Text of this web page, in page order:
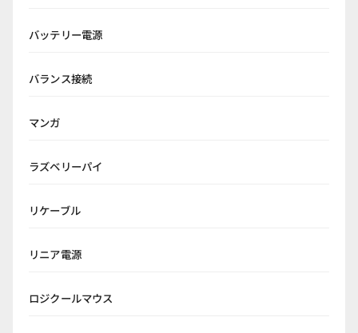
バッテリー電源
バランス接続
マンガ
ラズベリーパイ
リケーブル
リニア電源
ロジクールマウス